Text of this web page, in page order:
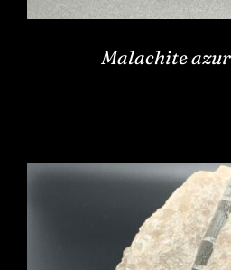
Malachite